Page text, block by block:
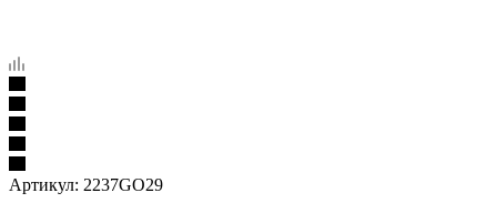
Артикул: 2237GO29